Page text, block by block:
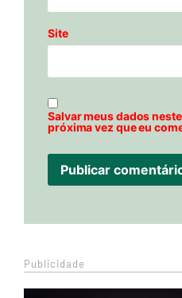
Site
Salvar meus dados
próxima vez que eu
Publicidade